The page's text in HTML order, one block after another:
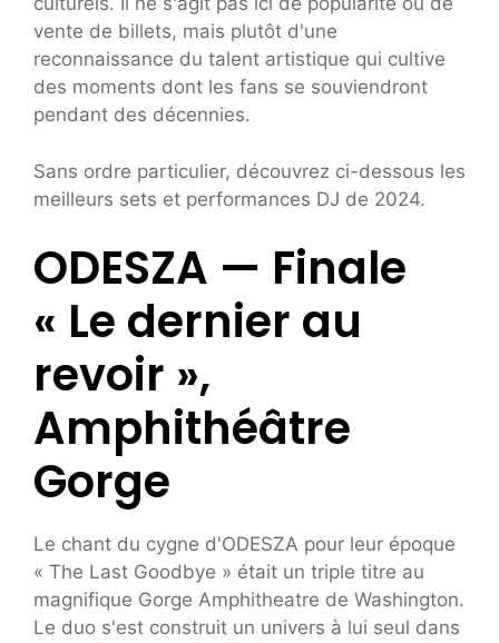
vente de billets, mais plutôt d'une
reconnaissance du talent artistique qui cultive
des moments dont les fans se souviendront
pendant des décennies.
Sans ordre particulier, découvrez ci-dessous les
meilleurs sets et performances DJ de 2024.
ODESZA — Finale
« Le dernier au
revoir »,
Amphithéâtre
Gorge
Le chant du cygne d'ODESZA pour leur époque
« The Last Goodbye » était un triple titre au
magnifique Gorge Amphitheatre de Washington.
Le duo s'est construit un univers à lui seul dans